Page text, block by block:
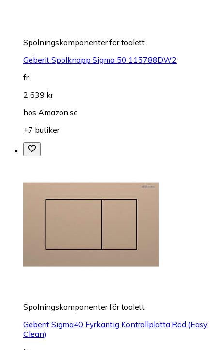
Spolningskomponenter för toalett
Geberit Spolknapp Sigma 50 115788DW2
fr.
2 639 kr
hos Amazon.se
+7 butiker
Spolningskomponenter för toalett
Geberit Sigma40 Fyrkantig Kontrollplatta Röd (Easy
Clean)